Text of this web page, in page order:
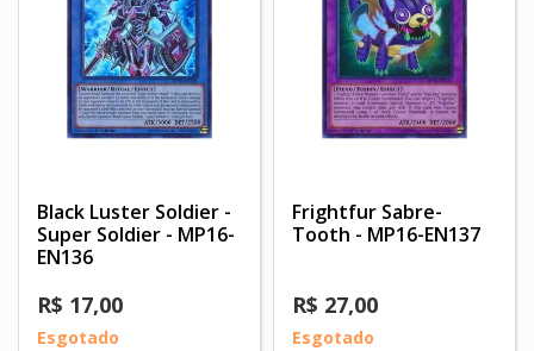
Black Luster Soldier -
Super Soldier - MP16-
EN136
R$ 17,00
Esgotado
Frightfur Sabre-
Tooth - MP16-EN137
R$ 27,00
Esgotado